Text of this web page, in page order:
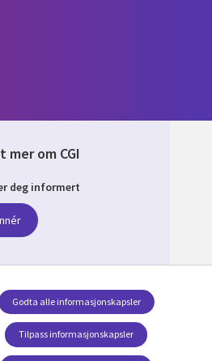
mer om CGI
deg informert
Tilpass informasjonskapsler
Godta alle informasjonskapsler